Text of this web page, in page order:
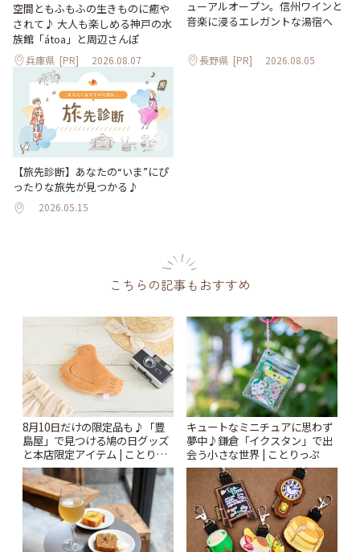
空間ともふもふの生きものに癒や
されて♪ 大人も楽しめる神戸の水
族館「átoa」と周辺さんぽ
兵庫県 [PR] 2026.08.07
ューアルオープン。信州ワインと
音楽に浸るエレガントな湯宿へ
長野県 [PR] 2026.08.05
【旅先診断】あなたの“いま”にぴ
ったりな旅先が見つかる♪
2026.05.15
こちらの記事もおすすめ
8月10日だけの限定品も♪「豊
島屋」で見つける鳩の日グッズ
と本店限定アイテム | ことりっ
ぷ
キュートなミニチュアに思わず
夢中♪鎌倉「イクスタン」で出
会う小さな世界 | ことりっぷ